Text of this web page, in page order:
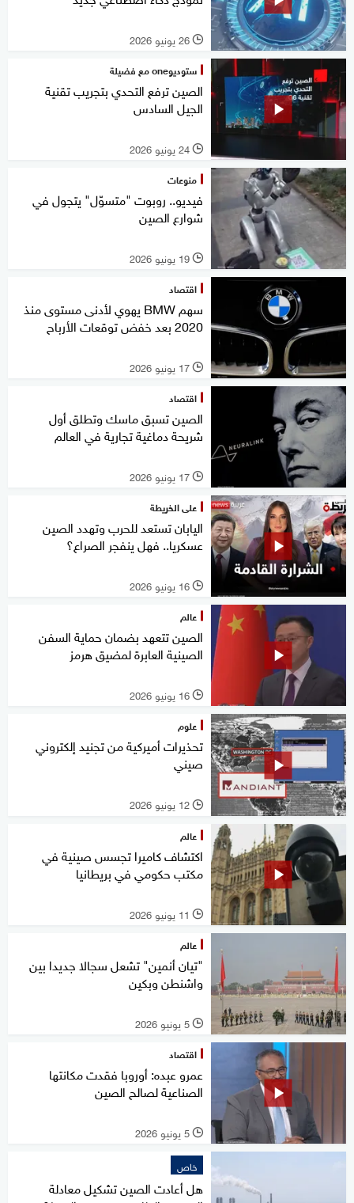
l 26 يونيو 2026
ستوديوone مع فضيلة
الصين ترفع التحدي بتجريب تقنية
الجيل السادس
l 24 يونيو 2026
منوعات
فيديو.. روبوت "متسوّل" يتجول في
شوارع الصين
l 19 يونيو 2026
اقتصاد
سهم BMW يهوي لأدنى مستوى منذ
2020 بعد خفض توقعات الأرباح
l 17 يونيو 2026
اقتصاد
الصين تسبق ماسك وتطلق أول
شريحة دماغية تجارية في العالم
l 17 يونيو 2026
على الخريطة
اليابان تستعد للحرب وتهدد الصين
عسكريا.. فهل ينفجر الصراع؟
l 16 يونيو 2026
عالم
الصين تتعهد بضمان حماية السفن
الصينية العابرة لمضيق هرمز
l 16 يونيو 2026
علوم
تحذيرات أميركية من تجنيد إلكتروني
صيني
l 12 يونيو 2026
عالم
اكتشاف كاميرا تجسس صينية في
مكتب حكومي في بريطانيا
l 11 يونيو 2026
عالم
"تيان أنمين" تشعل سجالا جديدا بين
واشنطن وبكين
l 5 يونيو 2026
اقتصاد
عمرو عبده: أوروبا فقدت مكانتها
الصناعية لصالح الصين
l 5 يونيو 2026
خاص
هل أعادت الصين تشكيل معادلة